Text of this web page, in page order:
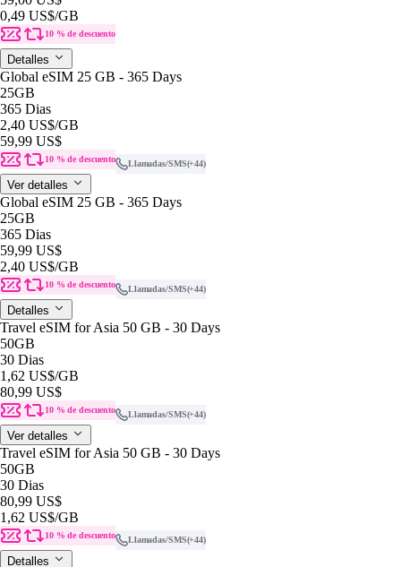
0,49 US$/GB
10 % de descuento
Detalles
Global eSIM 25 GB - 365 Days
25GB
365 Dias
2,40 US$/GB
59,99 US$
10 % de descuento Llamadas/SMS(+44)
Ver detalles
Global eSIM 25 GB - 365 Days
25GB
365 Dias
59,99 US$
2,40 US$/GB
10 % de descuento Llamadas/SMS(+44)
Detalles
Travel eSIM for Asia 50 GB - 30 Days
50GB
30 Dias
1,62 US$/GB
80,99 US$
10 % de descuento Llamadas/SMS(+44)
Ver detalles
Travel eSIM for Asia 50 GB - 30 Days
50GB
30 Dias
80,99 US$
1,62 US$/GB
10 % de descuento Llamadas/SMS(+44)
Detalles